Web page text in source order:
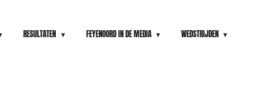
RESULTATEN FEYENOORD IN DE MEDIA WEDSTRIJDEN